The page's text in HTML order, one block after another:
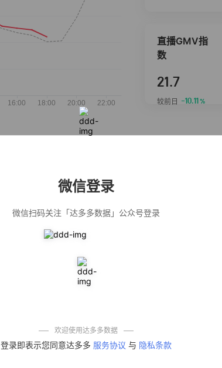
微信登录
微信扫码关注「达多多数据」公众号登录
欢迎使用达多多数据
登录即表示您同意达多多 服务协议 与 隐私条款
直播GMV指
数
21.7
较前日 -10.11 %
公仔牌顽渍净洗
污渍除菌除螨3倍
【净浮生】油污
净厨房油烟机去
重油污去油王污
渍清洁剂油烟净
免煮开袋即食劲
艾草抽绳式免撕
垃圾袋大号特厚
50% 3,640